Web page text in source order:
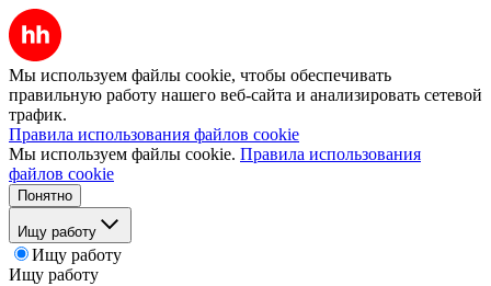
Мы используем файлы cookie, чтобы обеспечивать
правильную работу нашего веб-сайта и анализировать сетевой
трафик.
Правила использования файлов cookie
Мы используем файлы cookie. Правила использования
файлов cookie
Понятно
Ищу работу
Ищу работу
Ищу работу